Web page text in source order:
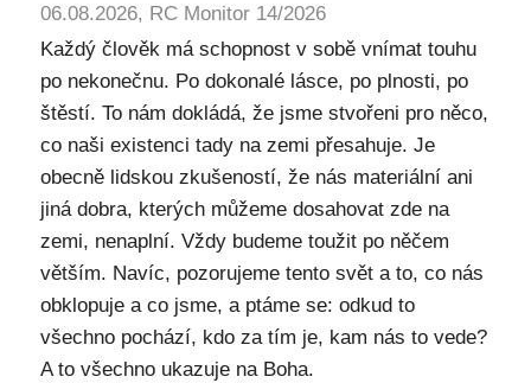
06.08.2026, RC Monitor 14/2026
Každý člověk má schopnost v sobě vnímat touhu
po nekonečnu. Po dokonalé lásce, po plnosti, po
štěstí. To nám dokládá, že jsme stvořeni pro něco,
co naši existenci tady na zemi přesahuje. Je
obecně lidskou zkušeností, že nás materiální ani
jiná dobra, kterých můžeme dosahovat zde na
zemi, nenaplní. Vždy budeme toužit po něčem
větším. Navíc, pozorujeme tento svět a to, co nás
obklopuje a co jsme, a ptáme se: odkud to
všechno pochází, kdo za tím je, kam nás to vede?
A to všechno ukazuje na Boha.